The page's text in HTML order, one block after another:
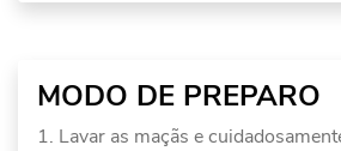
MODO DE PREPARO
Lavar as maçãs e